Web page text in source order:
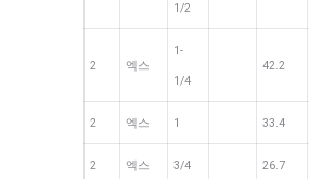
1/2
2 엑스
1-
1/4
42.2
2 엑스 1 33.4
2 엑스 3/4 26.7